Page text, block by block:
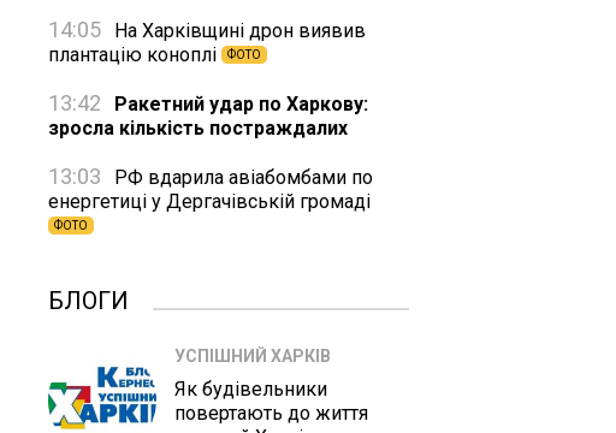
14:05
На Харківщині дрон виявив
плантацію коноплі
ФОТО
13:42
Ракетний удар по Харкову:
зросла кількість постраждалих
13:03
РФ вдарила авіабомбами по
енергетиці у Дергачівській громаді
ФОТО
БЛОГИ
УСПІШНИЙ ХАРКІВ
Як будівельники
повертають до життя